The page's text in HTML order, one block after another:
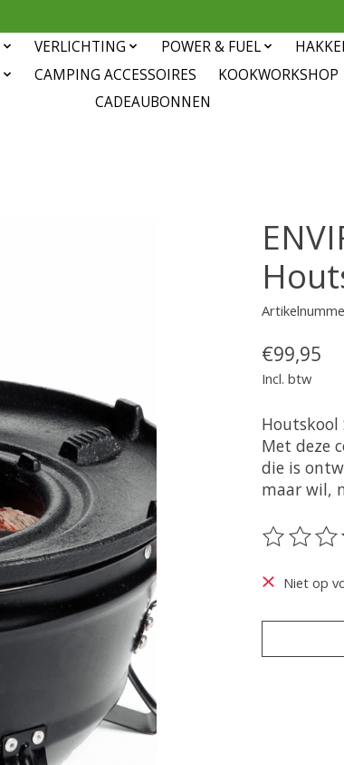
VERLICHTING POWER & FUEL
CAMPING ACCESSOIRES KOOKWORKSHOP
CADEAUBONNEN
€99,95
Incl. btw
Houtskool
Met deze
die is
maar wil,
De
Niet op